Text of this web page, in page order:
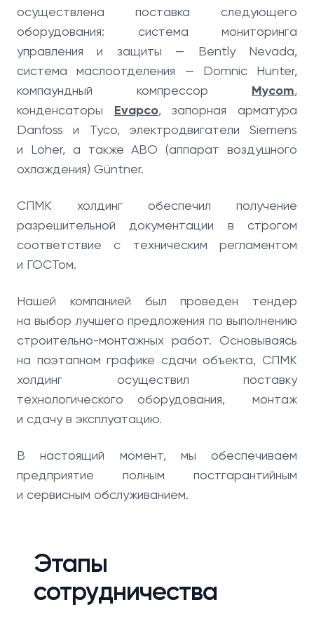
осуществлена поставка следующего
оборудования: система мониторинга
управления и защиты — Bently Nevada,
система маслоотделения — Domnic Hunter,
компаундный компрессор Mycom,
конденсаторы Evapco, запорная арматура
Danfoss и Tyco, электродвигатели Siemens
и Loher, а также АВО (аппарат воздушного
охлаждения) Güntner.
СПМК холдинг обеспечил получение
разрешительной документации в строгом
соответствие с техническим регламентом
и ГОСТом.
Нашей компанией был проведен тендер
на выбор лучшего предложения по выполнению
строительно-монтажных работ. Основываясь
на поэтапном графике сдачи объекта, СПМК
холдинг осуществил поставку
технологического оборудования, монтаж
и сдачу в эксплуатацию.
В настоящий момент, мы обеспечиваем
предприятие полным постгарантийным
и сервисным обслуживанием.
Этапы
сотрудничества